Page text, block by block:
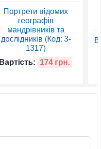
Портрети відомих
географів
мандрівників та
дослідників (Код: 3-
1317)
Вартість:
174 грн.